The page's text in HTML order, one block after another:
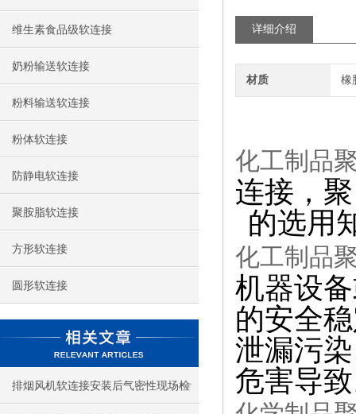
维生素食品级软连接
奶粉输送软连接
粉料输送软连接
粉体软连接
防静电软连接
聚胺脂软连接
方形软连接
圆形软连接
排烟风机软连接安装后气密性现场检
详细介绍
材质 橡
化工制品
连接，
的选用
化工制品
机器设
的安全
泄漏污
危害导